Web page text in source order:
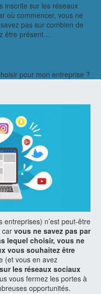
inscrite sur les réseaux
où commencer, vous ne
pas sur combien de
être présent…
pour mon entreprise ?
entreprises) n’est peut-être
car vous ne savez pas par
lequel choisir, vous ne
vous souhaitez être
(et vous en avez
les réseaux sociaux
vous fermez les portes à
opportunités.